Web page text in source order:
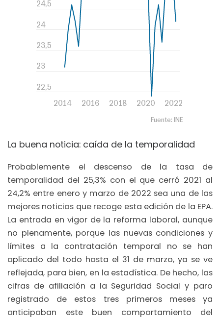
La buena noticia: caída de la temporalidad
Probablemente el descenso de la tasa de
temporalidad del 25,3% con el que cerró 2021 al
24,2% entre enero y marzo de 2022 sea una de las
mejores noticias que recoge esta edición de la EPA.
La entrada en vigor de la reforma laboral, aunque
no plenamente, porque las nuevas condiciones y
límites a la contratación temporal no se han
aplicado del todo hasta el 31 de marzo, ya se ve
reflejada, para bien, en la estadística. De hecho, las
cifras de afiliación a la Seguridad Social y paro
registrado de estos tres primeros meses ya
anticipaban este buen comportamiento del